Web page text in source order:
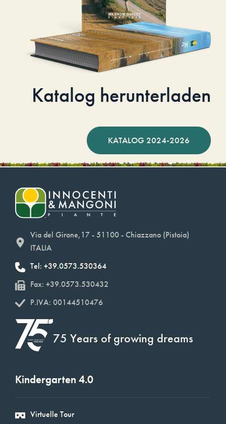
Katalog herunterladen
KATALOG 2024-2026
Via del Girone,17 - 51100 - Chiazzano (Pistoia)
ITALIA
Tel: +39.0573.530364
Fax: +39.0573.530432
P.IVA: 00144510476
75 Years of growing dreams
Kindergarten 4.0
Virtuelle Tour